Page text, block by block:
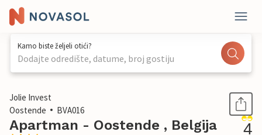
Kamo biste željeli otići?
Dodajte odredište, datume, broj gostiju
1 / 15
Jolie Invest
Oostende
BVA016
Apartman - Oostende , Belgija 4